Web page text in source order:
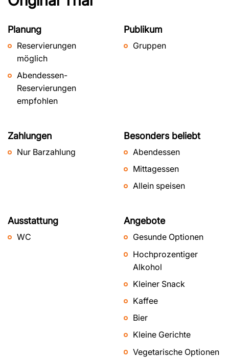
Planung
Reservierungen
möglich
Abendessen-
Reservierungen
empfohlen
Publikum
Gruppen
Zahlungen
Nur Barzahlung
Besonders beliebt
Abendessen
Mittagessen
Allein speisen
Ausstattung
WC
Angebote
Gesunde Optionen
Hochprozentiger
Alkohol
Kleiner Snack
Kaffee
Bier
Kleine Gerichte
Vegetarische Optionen